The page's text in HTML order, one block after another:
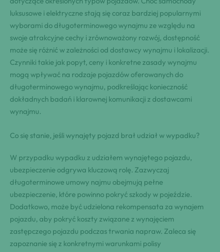
luksusowe i elektryczne stają się coraz bardziej popularnymi
wyborami do długoterminowego wynajmu ze względu na
swoje atrakcyjne cechy i zrównoważony rozwój, dostępność
może się różnić w zależności od dostawcy wynajmu i lokalizacji.
Czynniki takie jak popyt, ceny i konkretne zasady wynajmu
mogą wpływać na rodzaje pojazdów oferowanych do
długoterminowego wynajmu, podkreślając konieczność
dokładnych badań i klarownej komunikacji z dostawcami
wynajmu.
Co się stanie, jeśli wynajęty pojazd brał udział w wypadku?
W przypadku wypadku z udziałem wynajętego pojazdu,
ubezpieczenie odgrywa kluczową rolę. Zazwyczaj
długoterminowe umowy najmu obejmują pełne
ubezpieczenie, które powinno pokryć szkody w pojeździe.
Dodatkowo, może być udzielona rekompensata za wynajem
pojazdu, aby pokryć koszty związane z wynajęciem
zastępczego pojazdu podczas trwania napraw. Zaleca się
zapoznanie się z konkretnymi warunkami polisy